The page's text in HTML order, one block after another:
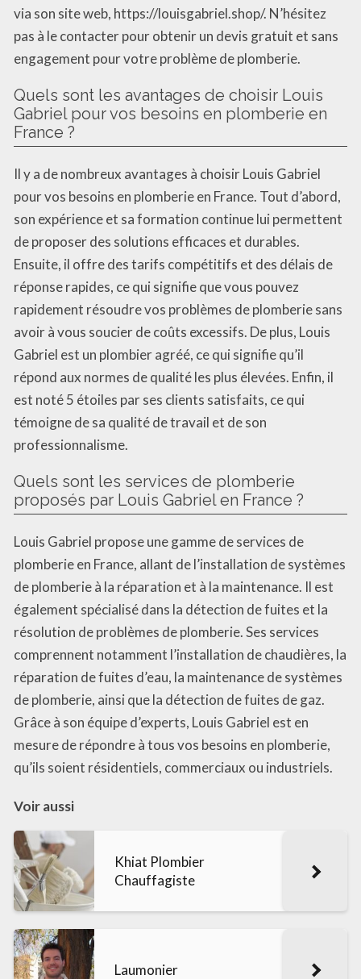
via son site web, https://louisgabriel.shop/. N’hésitez
pas à le contacter pour obtenir un devis gratuit et sans
engagement pour votre problème de plomberie.
Quels sont les avantages de choisir Louis
Gabriel pour vos besoins en plomberie en
France ?
Il y a de nombreux avantages à choisir Louis Gabriel
pour vos besoins en plomberie en France. Tout d’abord,
son expérience et sa formation continue lui permettent
de proposer des solutions efficaces et durables.
Ensuite, il offre des tarifs compétitifs et des délais de
réponse rapides, ce qui signifie que vous pouvez
rapidement résoudre vos problèmes de plomberie sans
avoir à vous soucier de coûts excessifs. De plus, Louis
Gabriel est un plombier agréé, ce qui signifie qu’il
répond aux normes de qualité les plus élevées. Enfin, il
est noté 5 étoiles par ses clients satisfaits, ce qui
témoigne de sa qualité de travail et de son
professionnalisme.
Quels sont les services de plomberie
proposés par Louis Gabriel en France ?
Louis Gabriel propose une gamme de services de
plomberie en France, allant de l’installation de systèmes
de plomberie à la réparation et à la maintenance. Il est
également spécialisé dans la détection de fuites et la
résolution de problèmes de plomberie. Ses services
comprennent notamment l’installation de chaudières, la
réparation de fuites d’eau, la maintenance de systèmes
de plomberie, ainsi que la détection de fuites de gaz.
Grâce à son équipe d’experts, Louis Gabriel est en
mesure de répondre à tous vos besoins en plomberie,
qu’ils soient résidentiels, commerciaux ou industriels.
Voir aussi
Khiat Plombier
Chauffagiste
Laumonier